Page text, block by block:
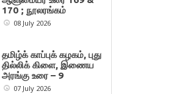
170 ; நூலரங்கம்
08 July 2026
தமிழ்க் காப்புக் கழகம், புது
தில்லிக் கிளை, இணைய
அரங்கு உரை – 9
07 July 2026